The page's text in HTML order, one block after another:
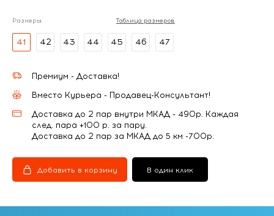
Размеры: Таблица размеров
41 42 43 44 45 46 47
Премиум - Доставка!
Вместо Курьера - Продавец-Консультант!
Доставка до 2 пар внутри МКАД - 490р. Каждая
след. пара +100 р. за пару.
Доставка до 2 пар за МКАД до 5 км -700р.
Добавить в корзину В один клик